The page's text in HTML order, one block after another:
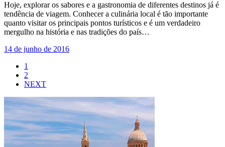
Hoje, explorar os sabores e a gastronomia de diferentes destinos já é
tendência de viagem. Conhecer a culinária local é tão importante
quanto visitar os principais pontos turísticos e é um verdadeiro
mergulho na história e nas tradições do país…
14 de junho de 2016
1
2
NEXT